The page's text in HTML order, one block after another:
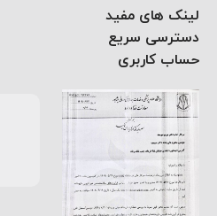
لینک های مفید
دسترسی سریع
حساب کاربری